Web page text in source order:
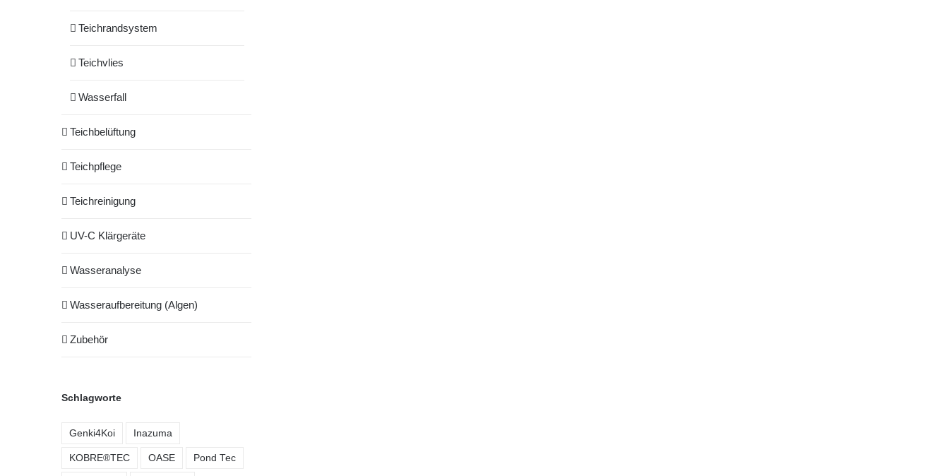
Teichrandsystem
Teichvlies
Wasserfall
Teichbelüftung
Teichpflege
Teichreinigung
UV-C Klärgeräte
Wasseranalyse
Wasseraufbereitung (Algen)
Zubehör
Schlagworte
Genki4Koi Inazuma
KOBRE®TEC OASE Pond Tec